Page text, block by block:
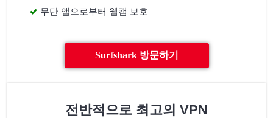
무단 앱으로부터 웹캠 보호
Surfshark 방문하기
전반적으로 최고의 VPN